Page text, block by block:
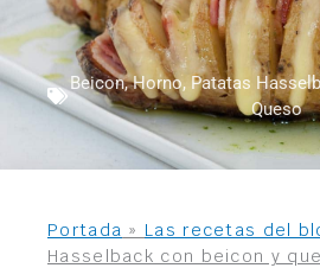
Beicon,Horno, Patatas
Queso
Portada » Las recetas del
Hasselback con beicon y